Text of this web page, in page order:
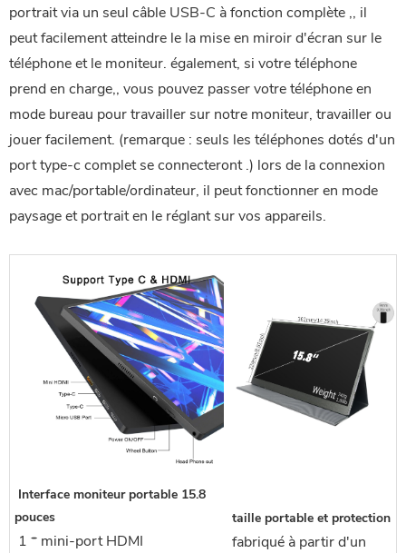
portrait via un seul câble USB-C à fonction complète ,, il
peut facilement atteindre le la mise en miroir d'écran sur le
téléphone et le moniteur. également, si votre téléphone
prend en charge,, vous pouvez passer votre téléphone en
mode bureau pour travailler sur notre moniteur, travailler ou
jouer facilement. (remarque : seuls les téléphones dotés d'un
port type-c complet se connecteront .) lors de la connexion
avec mac/portable/ordinateur, il peut fonctionner en mode
paysage et portrait en le réglant sur vos appareils.
pouces
1 * mini-port HDMI
taille portable et protection